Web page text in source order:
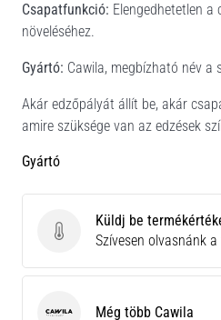
Csapatfunkció: Elengedhetetlen
növeléséhez.
Gyártó: Cawila, megbízható név a
Akár edzőpályát állít be, akár
amire szüksége van az edzések
Gyártó
Küldj be termékértékelést
Küldj be
Szívesen olvasnánk a
Még több Cawila